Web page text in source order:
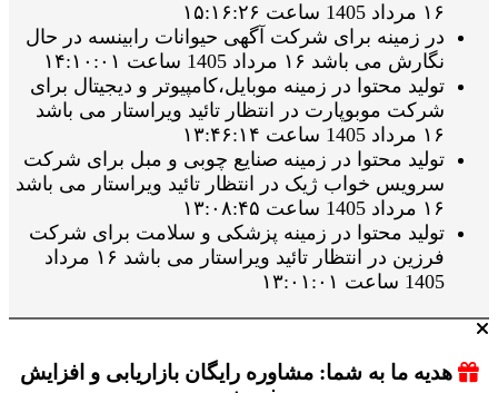
۱۶ مرداد 1405 ساعت ۱۵:۱۶:۲۶
در زمینه برای شرکت آگهی حیوانات رابینسه در حال
نگارش می باشد ۱۶ مرداد 1405 ساعت ۱۴:۱۰:۰۱
تولید محتوا در زمینه موبایل،کامپیوتر و دیجیتال برای
شرکت موبوپارت در انتظار تائید ویراستار می باشد
۱۶ مرداد 1405 ساعت ۱۳:۴۶:۱۴
تولید محتوا در زمینه صنایع چوبی و مبل برای شرکت
سرویس خواب ژیک در انتظار تائید ویراستار می باشد
۱۶ مرداد 1405 ساعت ۱۳:۰۸:۴۵
تولید محتوا در زمینه پزشکی و سلامت برای شرکت
فرزین در انتظار تائید ویراستار می باشد ۱۶ مرداد
1405 ساعت ۱۳:۰۱:۰۱
هدیه ما به شما: مشاوره رایگان بازاریابی و افزایش